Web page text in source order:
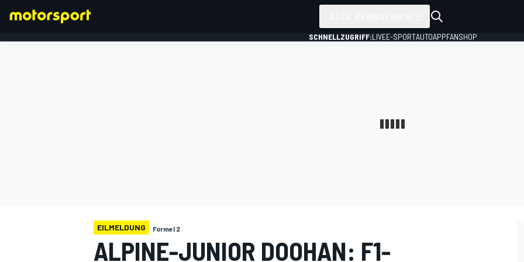
SCHNELLZUGRIFF:LIVEE-SPORTAUTOAPPFANSHOP
EILMELDUNG Formel 2
ALPINE-JUNIOR DOOHAN: F1-